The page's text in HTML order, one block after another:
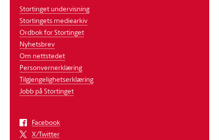
Stortinget undervisning
Stortingets mediearkiv
Ordbok for Stortinget
Nyhetsbrev
Om nettstedet
Personvernerklæring
Tilgjengelighetserklæring
Jobb på Stortinget
Facebook
X/Twitter